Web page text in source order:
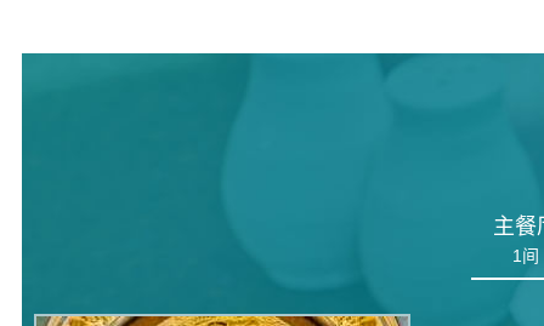
主餐
1 间